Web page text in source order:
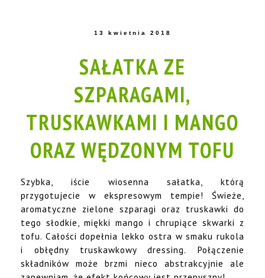
13 kwietnia 2018
SAŁATKA ZE
SZPARAGAMI,
TRUSKAWKAMI I MANGO
ORAZ WĘDZONYM TOFU
Szybka, iście wiosenna sałatka, którą
przygotujecie w ekspresowym tempie! Świeże,
aromatyczne zielone szparagi oraz truskawki do
tego słodkie, miękki mango i chrupiące skwarki z
tofu. Całości dopełnia lekko ostra w smaku rukola
i obłędny truskawkowy dressing. Połączenie
składników może brzmi nieco abstrakcyjnie ale